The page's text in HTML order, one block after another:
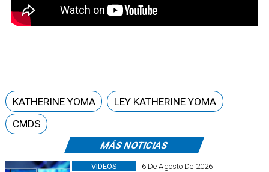
MÁS NOTICIAS
6 De Agosto De 2026
VIDEOS
KATHERINE YOMA
LEY KATHERINE YOMA
CMDS